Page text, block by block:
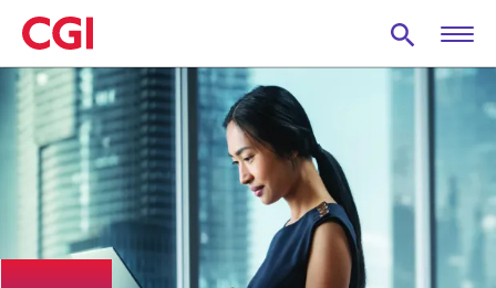
Skip
to
main
content